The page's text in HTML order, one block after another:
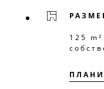
125